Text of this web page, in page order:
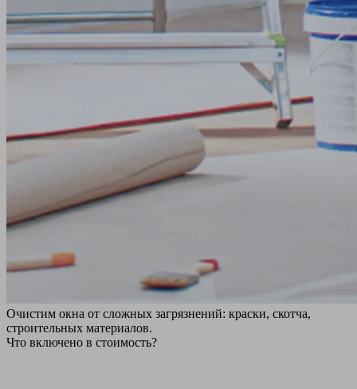
Очистим окна от сложных загрязнений: краски, скотча,
строительных материалов.
Что включено в стоимость?